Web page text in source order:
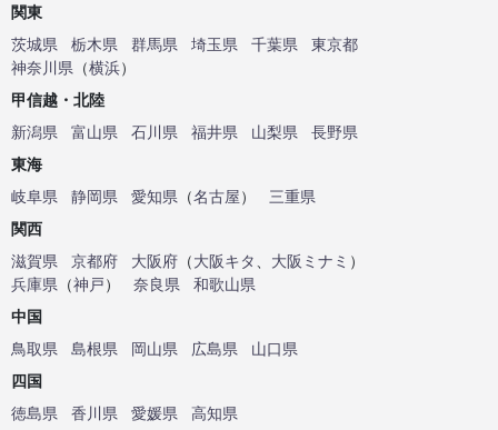
関東
茨城県
栃木県 群馬県 埼玉県 千葉県
東京都
神奈川県 （横浜）
甲信越・北陸
新潟県
富山県 石川県 福井県 山梨県
長野県
東海
岐阜県
静岡県 愛知県 （名古屋）
三重県
関西
滋賀県
京都府 大阪府 （大阪キタ 大阪ミナミ ）
兵庫県 （神戸） 奈良県
和歌山県
中国
鳥取県
島根県 岡山県 広島県
山口県
四国
徳島県
香川県 愛媛県
高知県